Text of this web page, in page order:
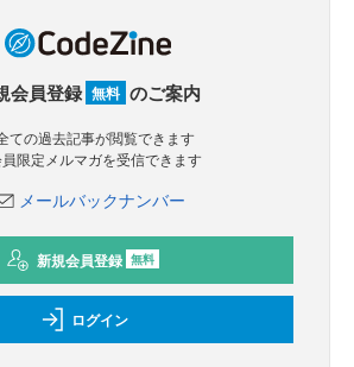
会員登録 無料 のご案内
ての過去記事が閲覧できます
員限定メルマガを受信できます
メールバックナンバー
新規会員登録 無料
ログイン